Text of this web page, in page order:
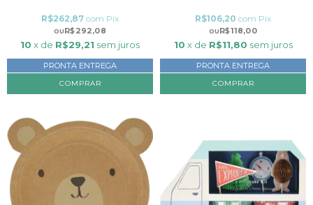
R$292,08
R$262,87 com Pix
10 x de R$29,21 sem juros
PRONTA ENTREGA
R$118,00
R$106,20 com Pix
10 x de R$11,80 sem juros
PRONTA ENTREGA